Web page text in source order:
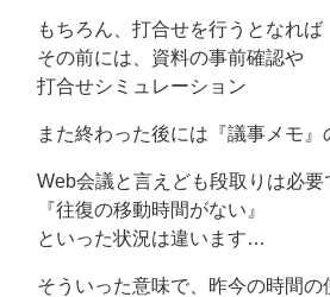
もちろん、打合せを行うとなれば
その前には、資料の事前確認や
打合せシミュレーション
また終わった後には『議事メモ』
Web会議と言えども段取りは必要
『往復の移動時間がない』
といった状況は違います…
そういった意味で、昨今の時間の